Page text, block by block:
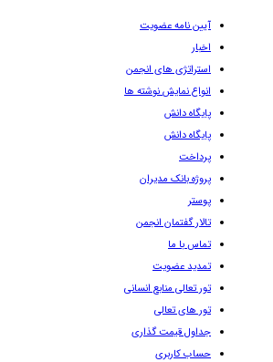
آیین نامه عضویت
اخبار
استراتژی های انجمن
انواع نمایش نوشته ها
پایگاه دانش
پایگاه دانش
پرداخت
پروژه بانک مدیران
پوستر
تالار گفتمان انجمن
تماس با ما
تمدید عضویت
تور تعالی منابع انسانی
تور های تعالی
جداول قیمت گذاری
حساب کاربری